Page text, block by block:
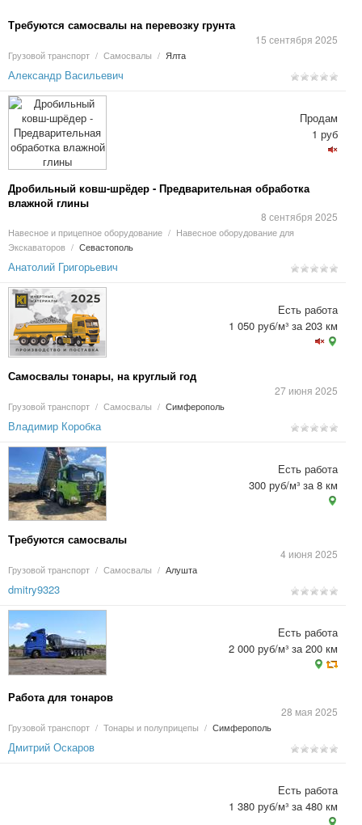
Требуются самосвалы на перевозку грунта
15 сентября 2025
Грузовой транспорт / Самосвалы / Ялта
Александр Васильевич
Дробильный ковш-шрёдер - Предварительная обработка
влажной глины
8 сентября 2025
Навесное и прицепное оборудование / Навесное оборудование для
Экскаваторов / Севастополь
Продам
1 руб
Анатолий Григорьевич
Самосвалы тонары, на круглый год
27 июня 2025
Грузовой транспорт / Самосвалы / Симферополь
Есть работа
1 050 руб/м³ за 203 км
Владимир Коробка
Требуются самосвалы
4 июня 2025
Грузовой транспорт / Самосвалы / Алушта
Есть работа
300 руб/м³ за 8 км
dmitry9323
Работа для тонаров
28 мая 2025
Грузовой транспорт / Тонары и полуприцепы / Симферополь
Есть работа
2 000 руб/м³ за 200 км
Дмитрий Оскаров
Есть работа
1 380 руб/м³ за 480 км